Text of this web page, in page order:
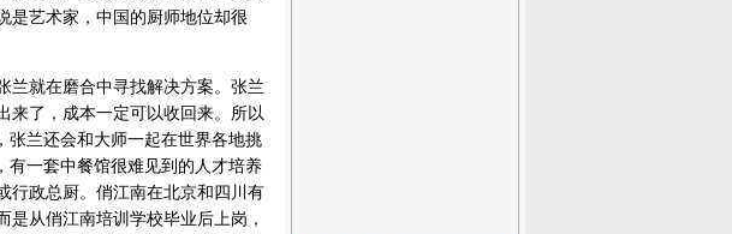
是艺术家，中国的厨师地位却很
就在磨合中寻找解决方案。张兰
来了，成本一定可以收回来。所以
张兰还会和大师一起在世界各地挑
有一套中餐馆很难见到的人才培养
行政总厨。俏江南在北京和四川有
从俏江南培训学校毕业后上岗，